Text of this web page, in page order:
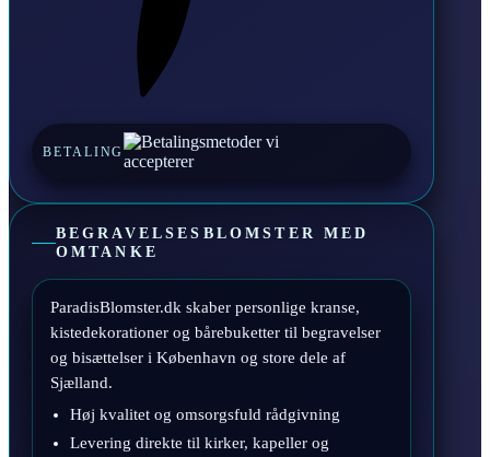
BETALING
BEGRAVELSESBLOMSTER MED
OMTANKE
ParadisBlomster.dk skaber personlige kranse,
kistedekorationer og bårebuketter til begravelser
og bisættelser i København og store dele af
Sjælland.
Høj kvalitet og omsorgsfuld rådgivning
Levering direkte til kirker, kapeller og